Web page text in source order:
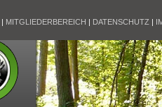
| MITGLIEDERBEREICH | DATENSCHUTZ |